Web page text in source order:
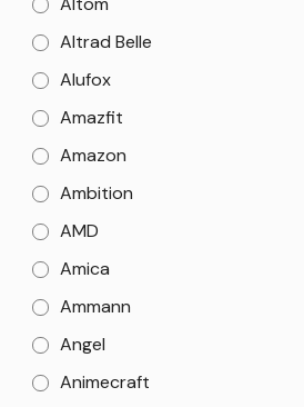
Altrad Belle
Alufox
Amazfit
Amazon
Ambition
AMD
Amica
Ammann
Angel
Animecraft